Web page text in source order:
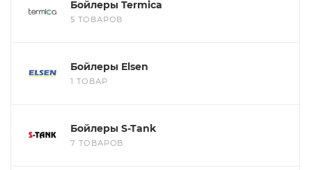
Бойлеры Termica
5 ТОВАРОВ
Бойлеры Elsen
1 ТОВАР
Бойлеры S-Tank
7 ТОВАРОВ
помогут с подбором.